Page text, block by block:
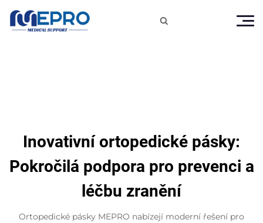

Inovativní ortopedické pásky:
Pokročilá podpora pro prevenci a
léčbu zranění
Ortopedické pásky MEPRO nabízejí moderní řešení pro